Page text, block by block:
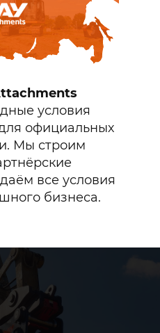
условия
официальных
Мы строим
все условия
бизнеса.